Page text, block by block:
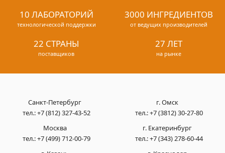
10 ЛАБОРАТОРИЙ
технологической поддержки
3000 ИНГРЕДИЕНТОВ
от ведущих производителей
22 СТРАНЫ
поставщиков
27 ЛЕТ
на рынке
Санкт-Петербург
тел.:+7 (812) 327-43-52
Москва
тел.:+7 (499) 712-00-79
г. Омск
тел.:+7 (3812) 30-27-80
г. Екатеринбург
тел.:+7 (343) 278-60-44